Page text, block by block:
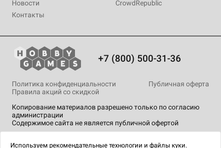
Новости
Контакты
CrowdRepublic
+7 (800) 500-31-36
Копирование материалов разрешено только по согласию
администрации
Содержимое сайта не является публичной офертой
Политика конфиденциальности
Публичная оферта
Правила акций со скидкой
технологии.
Используем рекомендательные технологии и файлы куки.